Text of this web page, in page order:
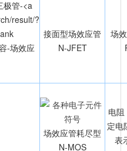
接面型场效应管
N-JFET
场
场效应管耗尽型
N-MOS
电
定电
表